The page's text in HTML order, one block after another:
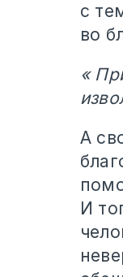
с
во
«
А
И